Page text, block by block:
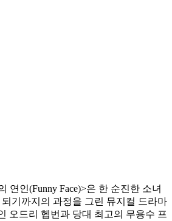
연인(Funny Face)>은 한 순진한 소녀
기까지의 과정을 그린 뮤지컬 드라마
오드리 헵번과 당대 최고의 무용수 프